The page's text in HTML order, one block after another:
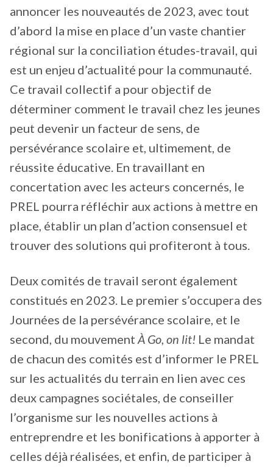
annoncer les nouveautés de 2023, avec tout
d’abord la mise en place d’un vaste chantier
régional sur la conciliation études-travail, qui
est un enjeu d’actualité pour la communauté.
Ce travail collectif a pour objectif de
déterminer comment le travail chez les jeunes
peut devenir un facteur de sens, de
persévérance scolaire et, ultimement, de
réussite éducative. En travaillant en
concertation avec les acteurs concernés, le
PREL pourra réfléchir aux actions à mettre en
place, établir un plan d’action consensuel et
trouver des solutions qui profiteront à tous.
Deux comités de travail seront également
constitués en 2023. Le premier s’occupera des
Journées de la persévérance scolaire, et le
second, du mouvement À Go, on lit! Le mandat
de chacun des comités est d’informer le PREL
sur les actualités du terrain en lien avec ces
deux campagnes sociétales, de conseiller
l’organisme sur les nouvelles actions à
entreprendre et les bonifications à apporter à
celles déjà réalisées, et enfin, de participer à